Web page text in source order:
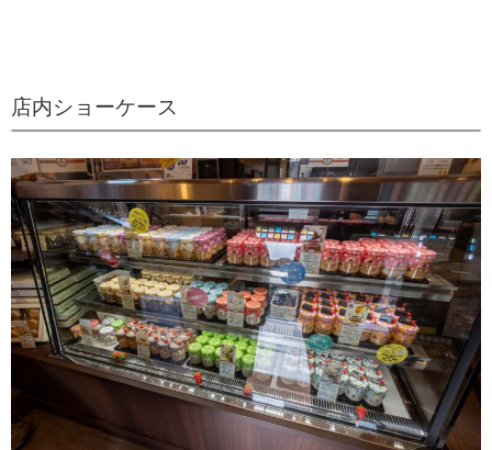
店内ショーケース